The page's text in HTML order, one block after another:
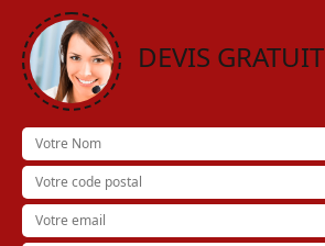
DEVIS GRATUIT